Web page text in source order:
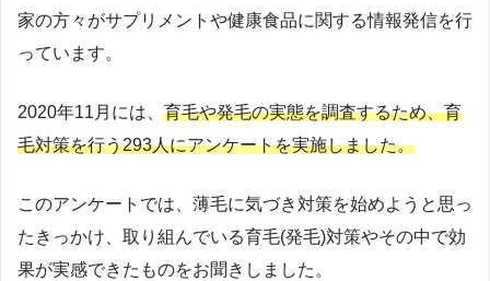
家の方々がサプリメントや健康食品に関する情報発信を行
っています。
2020年11月には、 育毛や発毛の実態を調査するため、育
毛対策を行う293人にアンケートを実施しました。
このアンケートでは、薄毛に気づき対策を始めようと思っ
たきっかけ、取り組んでいる育毛(発毛)対策やその中で効
果が実感できたものをお聞きしました。